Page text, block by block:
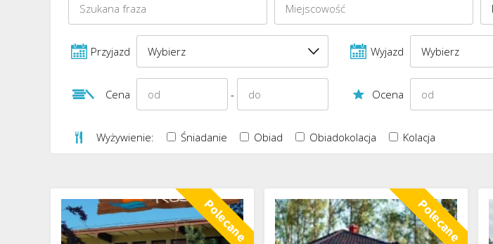
Przyjazd Wyjazd
Cena - Ocena
Wyżywienie: Śniadanie Obiad Obiadokolacja Kolacja